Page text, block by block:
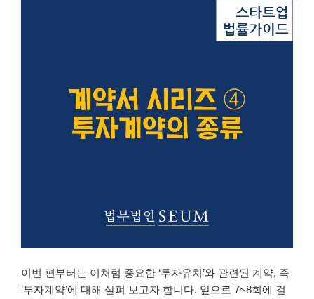
이번 편부터는 이처럼 중요한 ‘투자유치’와 관련된 계약, 즉
‘투자계약’에 대해 살펴 보고자 합니다. 앞으로 7~8회에 걸